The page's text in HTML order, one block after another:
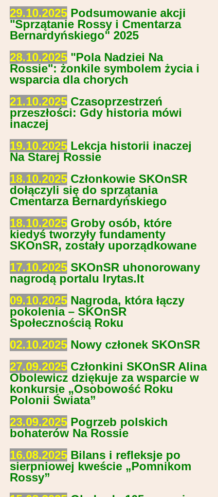
29.10.2025 Podsumowanie akcji
"Sprzątanie Rossy i Cmentarza
Bernardyńskiego" 2025
28.10.2025 "Pola Nadziei Na
Rossie": żonkile symbolem życia i
wsparcia dla chorych
21.10.2025 Czasoprzestrzeń
przeszłości: Gdy historia mówi
inaczej
19.10.2025 Lekcja historii inaczej
Na Starej Rossie
18.10.2025 Członkowie SKOnSR
dołączyli się do sprzątania
Cmentarza Bernardyńskiego
18.10.2025 Groby osób, które
kiedyś tworzyły fundamenty
SKOnSR, zostały uporządkowane
17.10.2025 SKOnSR uhonorowany
nagrodą portalu lrytas.lt
09.10.2025 Nagroda, która łączy
pokolenia – SKOnSR
Społecznością Roku
02.10.2025 Nowy członek SKOnSR
27.09.2025 Członkini SKOnSR Alina
Obolewicz dziękuje za wsparcie w
konkursie „Osobowość Roku
Polonii Świata”
23.09.2025 Pogrzeb polskich
bohaterów Na Rossie
16.08.2025 Bilans i refleksje po
sierpniowej kweście „Pomnikom
Rossy”